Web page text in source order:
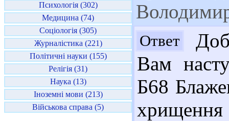
Психологія (302)
Медицина (74)
Соціологія (305)
Журналістика (221)
Політичні науки (155)
Релігія (31)
Наука (13)
Іноземні мови (213)
Військова справа (5)
Ответ
Вам
Б68